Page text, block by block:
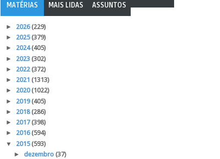
MATÉRIAS MAIS LIDAS ASSUNTOS
► 2026(229)
► 2025(379)
► 2024(405)
► 2023 (302)
► 2022(372)
► 2021 (1313)
► 2020(1022)
► 2019(405)
► 2018(286)
► 2017(398)
► 2016(594)
▼ 2015(593)
► dezembro (37)